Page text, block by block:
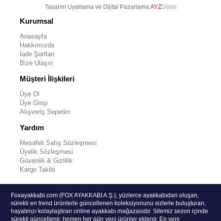
Tasarım Uyarlama ve Dijital Pazarlama:AYZDijital
Kurumsal
Anasayfa
Hakkımızda
İade Şartları
Bize Ulaşın
Müşteri İlişkileri
Üye Ol
Üye Girişi
Alışveriş Sepetim
Yardım
Mesafeli Satış Sözleşmesi
Üyelik Sözleşmesi
Güvenlik & Gizlilik
Kargo Takibi
Foxayakkabi.com (FOX AYAKKABI A.Ş.), yüzlerce ayakkabıdan oluşan,
sürekli en trend ürünlerle güncellenen koleksiyonunu sizlerle buluşturan,
hayatınızı kolaylaştıran online ayakkabı mağazasıdır. Sitemiz sezon içinde
sürekli güncellenir, hemen her gün yeni ürünler eklenir. En yeni